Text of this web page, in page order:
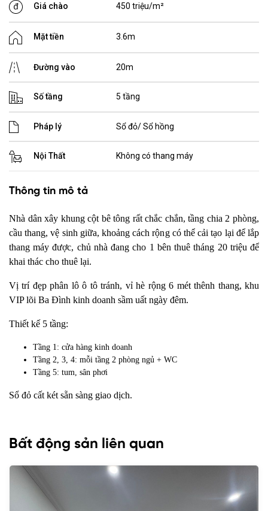
Giá chào 450 triệu/m²
Mặt tiền 3.6m
Đường vào 20m
Số tầng 5 tầng
Pháp lý Sổ đỏ/ Sổ hồng
Nội Thất Không có thang máy
Thông tin mô tả
Nhà dân xây khung cột bê tông rất chắc chắn, tầng chia 2 phòng,
cầu thang, vệ sinh giữa, khoảng cách rộng có thể cải tạo lại để lắp
thang máy được, chủ nhà đang cho 1 bên thuê tháng 20 triệu để
khai thác cho thuê lại.
Vị trí đẹp phân lô ô tô tránh, vỉ hè rộng 6 mét thênh thang, khu
VIP lõi Ba Đình kinh doanh sầm uất ngày đêm.
Thiết kế 5 tầng:
Tầng 1: cửa hàng kinh doanh
Tầng 2, 3, 4: mỗi tầng 2 phòng ngủ + WC
Tầng 5: tum, sân phơi
Sổ đỏ cất két sẵn sàng giao dịch.
Bất động sản liên quan